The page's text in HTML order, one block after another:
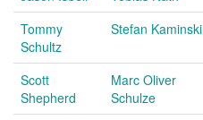
Tommy
Schultz
Stefan Kaminski
Scott
Shepherd
Marc Oliver
Schulze